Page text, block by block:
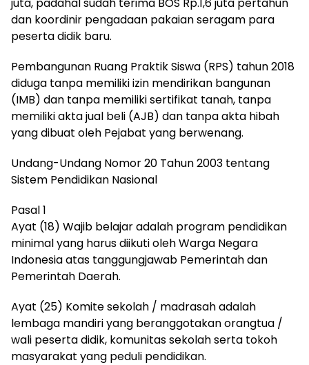
dan koordinir pengadaan pakaian seragam para
peserta didik baru.
Pembangunan Ruang Praktik Siswa (RPS) tahun 2018
diduga tanpa memiliki izin mendirikan bangunan
(IMB) dan tanpa memiliki sertifikat tanah, tanpa
memiliki akta jual beli (AJB) dan tanpa akta hibah
yang dibuat oleh Pejabat yang berwenang.
Undang-Undang Nomor 20 Tahun 2003 tentang
Sistem Pendidikan Nasional
Pasal 1
Ayat (18) Wajib belajar adalah program pendidikan
minimal yang harus diikuti oleh Warga Negara
Indonesia atas tanggungjawab Pemerintah dan
Pemerintah Daerah.
Ayat (25) Komite sekolah / madrasah adalah
lembaga mandiri yang beranggotakan orangtua /
wali peserta didik, komunitas sekolah serta tokoh
masyarakat yang peduli pendidikan.